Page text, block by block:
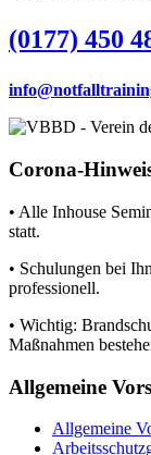
(0177) 450
Corona-
• Alle Inhouse
statt.
• Schulungen bei
professionell.
• Wichtig:
Maßnahmen
Allgemeine
Allgemeine